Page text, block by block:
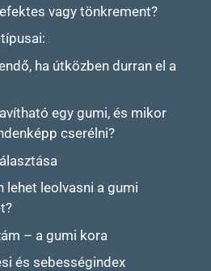
vagy tönkrement?
ha útközben durran el a
egy gumi, és mikor
cserélni?
lehet leolvasni a gumi
– a gumi kora
és sebességindex